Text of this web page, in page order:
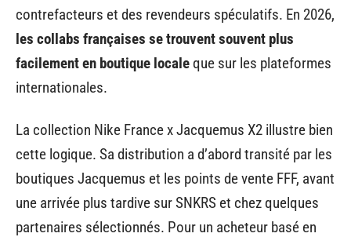
contrefacteurs et des revendeurs spéculatifs. En 2026,
les collabs françaises se trouvent souvent plus
facilement en boutique localeque sur les plateformes
internationales.
La collection Nike France x Jacquemus X2 illustre bien
cette logique. Sa distribution a d’abord transité par les
boutiques Jacquemus et les points de vente FFF, avant
une arrivée plus tardive sur SNKRS et chez quelques
partenaires sélectionnés. Pour un acheteur basé en